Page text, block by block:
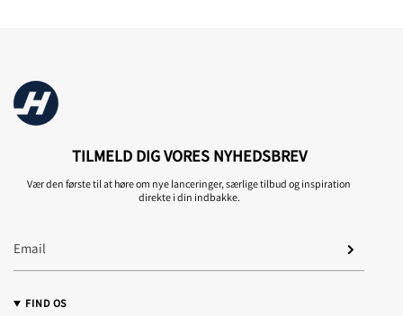
TILMELD DIG VORES NYHEDSBREV
Vær den første til at høre om nye lanceringer, særlige tilbud og inspiration
direkte i din indbakke.
FIND OS